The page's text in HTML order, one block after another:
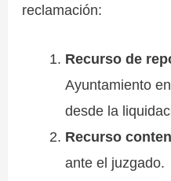
reclamación:
Recurso de
Ayuntamiento
desde la
Recurso
ante el juzgado.